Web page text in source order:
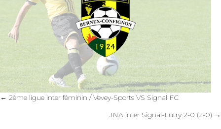
Posts
← 2ème ligue inter féminin / Vevey-Sports VS Signal FC
JNA inter Signal-Lutry 2-0 (2-0) →